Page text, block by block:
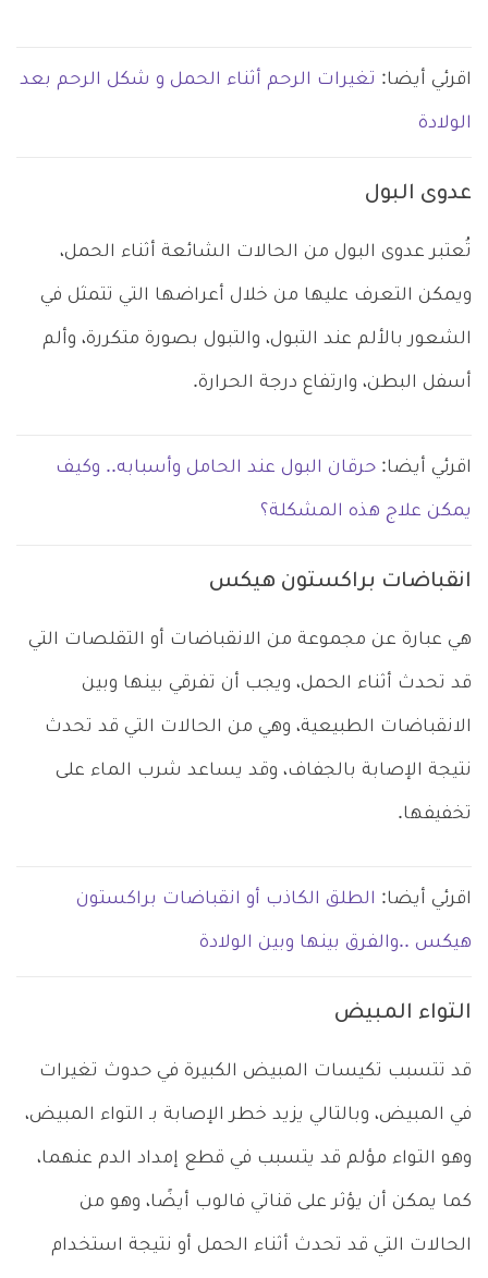
اقرئي أيضا: تغيرات الرحم أثناء الحمل و شكل الرحم بعد
الولادة
عدوى البول
تُعتبر عدوى البول من الحالات الشائعة أثناء الحمل،
ويمكن التعرف عليها من خلال أعراضها التي تتمثل في
الشعور بالألم عند التبول، والتبول بصورة متكررة، وألم
أسفل البطن، وارتفاع درجة الحرارة.
اقرئي أيضا: حرقان البول عند الحامل وأسبابه.. وكيف
يمكن علاج هذه المشكلة؟
انقباضات براكستون هيكس
هي عبارة عن مجموعة من الانقباضات أو التقلصات التي
قد تحدث أثناء الحمل، ويجب أن تفرقي بينها وبين
الانقباضات الطبيعية، وهي من الحالات التي قد تحدث
نتيجة الإصابة بالجفاف، وقد يساعد شرب الماء على
تخفيفها.
اقرئي أيضا: الطلق الكاذب أو انقباضات براكستون
هيكس ..والفرق بينها وبين الولادة
التواء المبيض
قد تتسبب تكيسات المبيض الكبيرة في حدوث تغيرات
في المبيض، وبالتالي يزيد خطر الإصابة بـ التواء المبيض،
وهو التواء مؤلم قد يتسبب في قطع إمداد الدم عنهما،
كما يمكن أن يؤثر على قناتي فالوب أيضًا، وهو من
الحالات التي قد تحدث أثناء الحمل أو نتيجة استخدام